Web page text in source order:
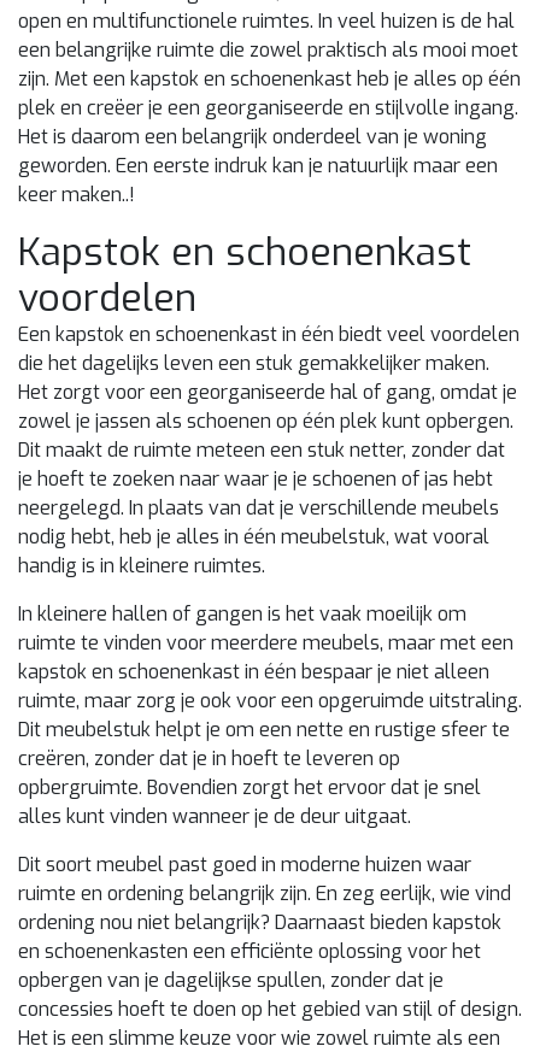
open en multifunctionele ruimtes. In veel huizen is de hal
een belangrijke ruimte die zowel praktisch als mooi moet
zijn. Met een kapstok en schoenenkast heb je alles op één
plek en creëer je een georganiseerde en stijlvolle ingang.
Het is daarom een belangrijk onderdeel van je woning
geworden. Een eerste indruk kan je natuurlijk maar een
keer maken..!
Kapstok en schoenenkast
voordelen
Een kapstok en schoenenkast in één biedt veel voordelen
die het dagelijks leven een stuk gemakkelijker maken.
Het zorgt voor een georganiseerde hal of gang, omdat je
zowel je jassen als schoenen op één plek kunt opbergen.
Dit maakt de ruimte meteen een stuk netter, zonder dat
je hoeft te zoeken naar waar je je schoenen of jas hebt
neergelegd. In plaats van dat je verschillende meubels
nodig hebt, heb je alles in één meubelstuk, wat vooral
handig is in kleinere ruimtes.
In kleinere hallen of gangen is het vaak moeilijk om
ruimte te vinden voor meerdere meubels, maar met een
kapstok en schoenenkast in één bespaar je niet alleen
ruimte, maar zorg je ook voor een opgeruimde uitstraling.
Dit meubelstuk helpt je om een nette en rustige sfeer te
creëren, zonder dat je in hoeft te leveren op
opbergruimte. Bovendien zorgt het ervoor dat je snel
alles kunt vinden wanneer je de deur uitgaat.
Dit soort meubel past goed in moderne huizen waar
ruimte en ordening belangrijk zijn. En zeg eerlijk, wie vind
ordening nou niet belangrijk? Daarnaast bieden kapstok
en schoenenkasten een efficiënte oplossing voor het
opbergen van je dagelijkse spullen, zonder dat je
concessies hoeft te doen op het gebied van stijl of design.
Het is een slimme keuze voor wie zowel ruimte als een